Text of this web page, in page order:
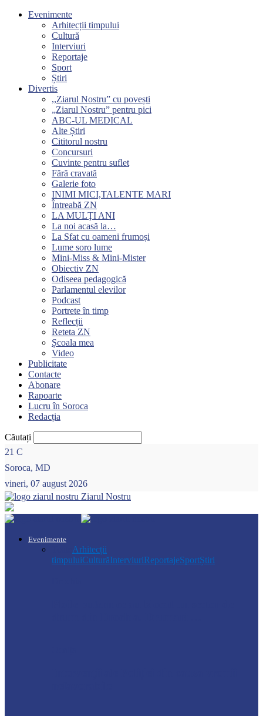
Evenimente
Arhitecții timpului
Cultură
Interviuri
Reportaje
Sport
Știri
Divertis
,,Ziarul Nostru” cu povești
„Ziarul Nostru” pentru pici
ABC-UL MEDICAL
Alte Știri
Cititorul nostru
Concursuri
Cuvinte pentru suflet
Fără cravată
Galerie foto
INIMI MICI,TALENTE MARI
Întreabă ZN
LA MULŢI ANI
La noi acasă la…
La Sfat cu oameni frumoși
Lume soro lume
Mini-Miss & Mini-Mister
Obiectiv ZN
Odiseea pedagogică
Parlamentul elevilor
Podcast
Portrete în timp
Reflecții
Reteta ZN
Școala mea
Video
Publicitate
Contacte
Abonare
Rapoarte
Lucru în Soroca
Redacția
Căutați
21 C
Soroca, MD
vineri, 07 august 2026
Ziarul Nostru
Evenimente
Arhitecții
timpuluiCulturăInterviuriReportajeSportȘtiri